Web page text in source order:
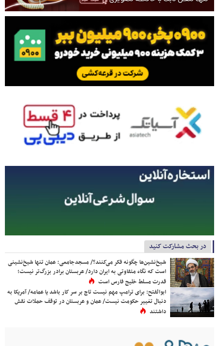
در بحث مشارکت کنید
شیخ‌نشین‌ها چگونه فکر می‌کنند؟/ مسجدجامعی: عمان تنها شیخ‌نشینی
است که نگاه متفاوتی به ایران دارد/ عربستان برادر بزرگ‌تر نیست؛
قدرت مسلط خلیج فارس است
ابوالفتح: برای ترامپ مهم نیست تاج بر سر کار باشد یا عمامه/ آمریکا به
دنبال تغییر حکومت نیست/ عمان و عربستان در توقف حملات نقش
داشتند